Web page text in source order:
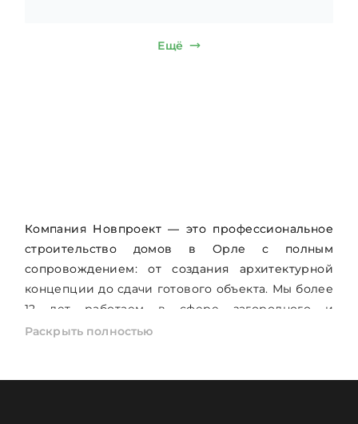
Ещё
Компания Новпроект — это профессиональное
строительство домов в Орле с полным
сопровождением: от создания архитектурной
концепции до сдачи готового объекта. Мы более
12 лет работаем в сфере загородного и
малоэтажного строительства, создавая
Раскрыть полностью